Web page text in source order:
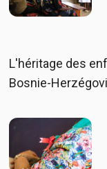
L'héritage des
Bosnie-